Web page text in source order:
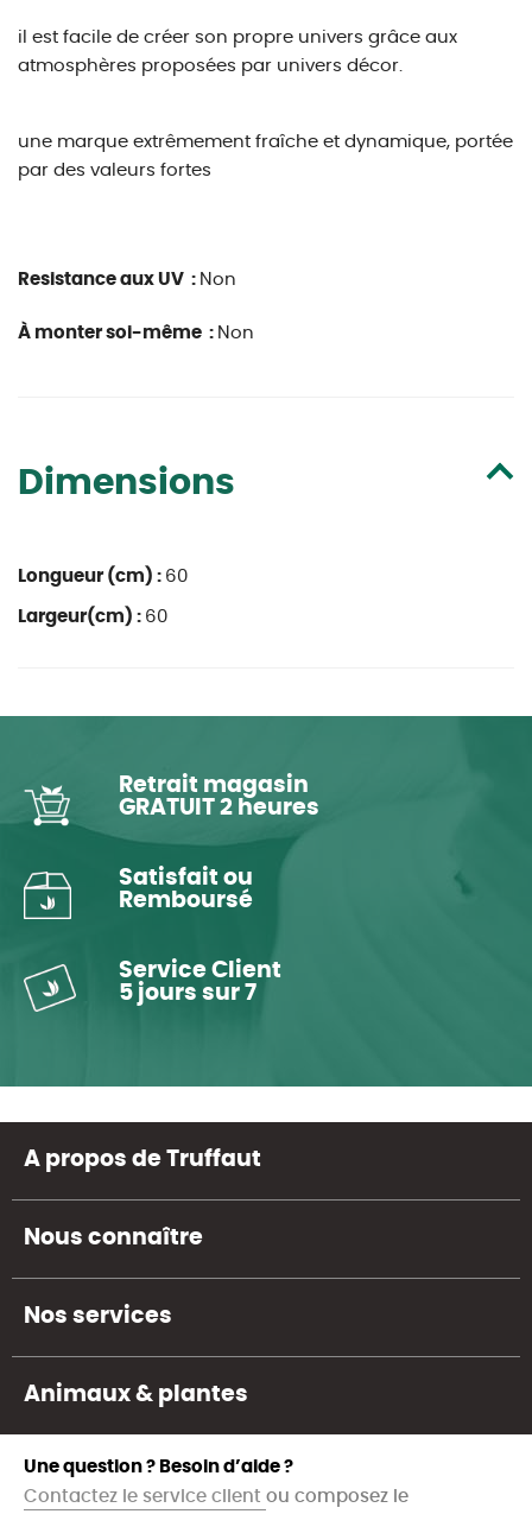
il est facile de créer son propre univers grâce aux
atmosphères proposées par univers décor.
une marque extrêmement fraîche et dynamique, portée
par des valeurs fortes
Resistance aux UV : Non
À monter soi-même : Non
Dimensions
Longueur (cm) : 60
Largeur(cm) : 60
Retrait magasin
GRATUIT 2 heures
Satisfait ou
Remboursé
Service Client
5 jours sur 7
A propos de Truffaut
Nous connaître
Nos services
Animaux & plantes
Une question ? Besoin d’aide ?
Contactez le service client ou composez le